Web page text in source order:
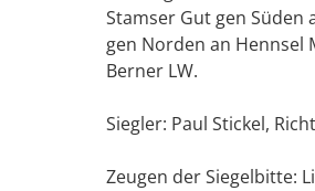
Stamser Gut gen Süden
gen Norden an Hennsel
Berner LW.
Siegler: Paul Stickel,
Zeugen der Siegelbitte: